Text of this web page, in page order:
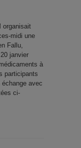
organisait
midi une
Fallu,
janvier
à
participants
avec
ci-